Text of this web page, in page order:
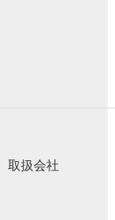
取扱会社